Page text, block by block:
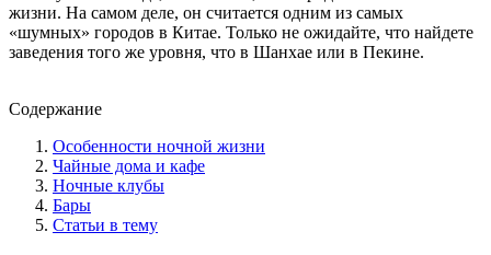
жизни. На самом деле, он считается одним из самых
«шумных» городов в Китае. Только не ожидайте, что найдете
заведения того же уровня, что в Шанхае или в Пекине.
Содержание
Особенности ночной жизни
Чайные дома и кафе
Ночные клубы
Бары
Статьи в тему